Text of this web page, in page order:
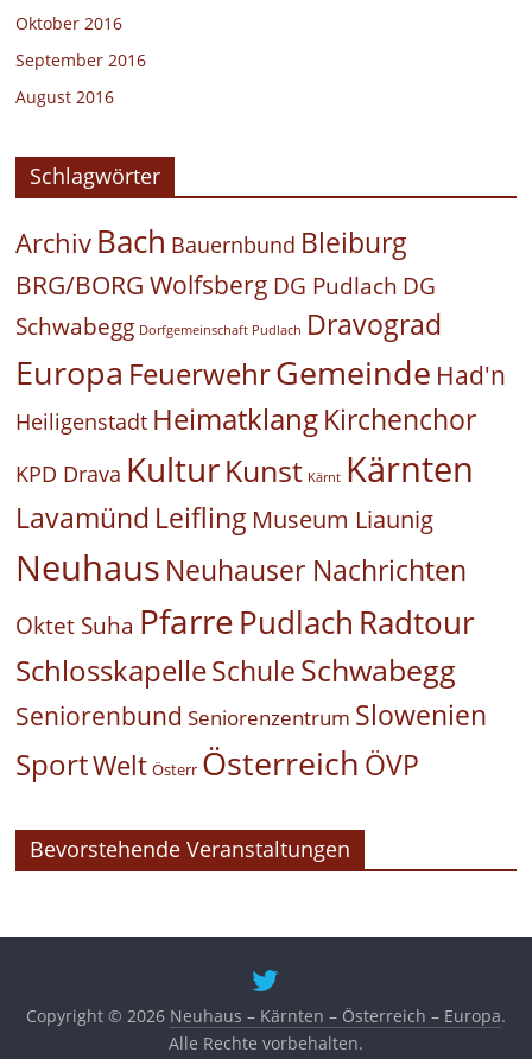
Oktober 2016
September 2016
August 2016
Schlagwörter
Archiv Bach Bauernbund Bleiburg
BRG/BORG Wolfsberg DG Pudlach DG
Schwabegg Dorfgemeinschaft Pudlach Dravograd
Europa FeuerwehrGemeinde Had'n
Heiligenstadt HeimatklangKirchenchor
KPD Drava KulturKunst Kärnt Kärnten
Lavamünd Leifling Museum Liaunig
Neuhaus Neuhauser Nachrichten
Oktet Suha PfarrePudlach Radtour
SchlosskapelleSchuleSchwabegg
Seniorenbund Seniorenzentrum Slowenien
SportWelt Österr Österreich ÖVP
Bevorstehende Veranstaltungen
Copyright © 2026 Neuhaus – Kärnten – Österreich – Europa.
Alle Rechte vorbehalten.